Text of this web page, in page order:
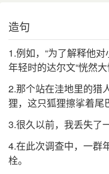
造句
1.例如，“为了解释他
年轻时的达尔文“恍然大
2.那个站在洼地里的猎
狸，这只狐狸擦挲着尾
3.很久以前，我丢失了
4.在此次调查中，一群
栓。